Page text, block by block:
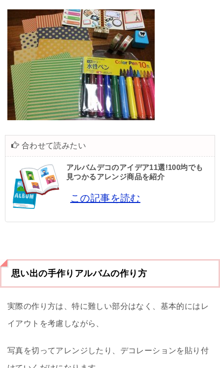
合わせて読みたい
アルバムデコのアイデア11選!100均でも
見つかるアレンジ商品を紹介
この記事を読む
思い出の手作りアルバムの作り方
実際の作り方は、特に難しい部分はなく、基本的にはレ
イアウトを考慮しながら、
写真を切ってアレンジしたり、デコレーションを貼り付